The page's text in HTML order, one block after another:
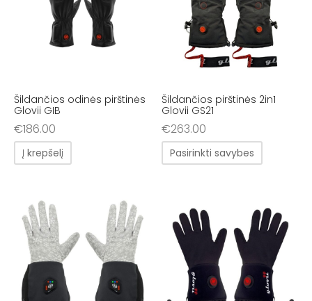
Šildančios odinės pirštinės
Glovii GIB
€186.00
Į krepšelį
Šildančios pirštinės 2in1
Glovii GS21
€263.00
Pasirinkti savybes